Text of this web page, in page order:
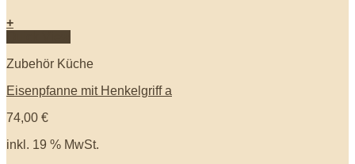
+
Zubehör Küche
Eisenpfanne mit Henkelgriff a
74,00 €
inkl. 19 % MwSt.